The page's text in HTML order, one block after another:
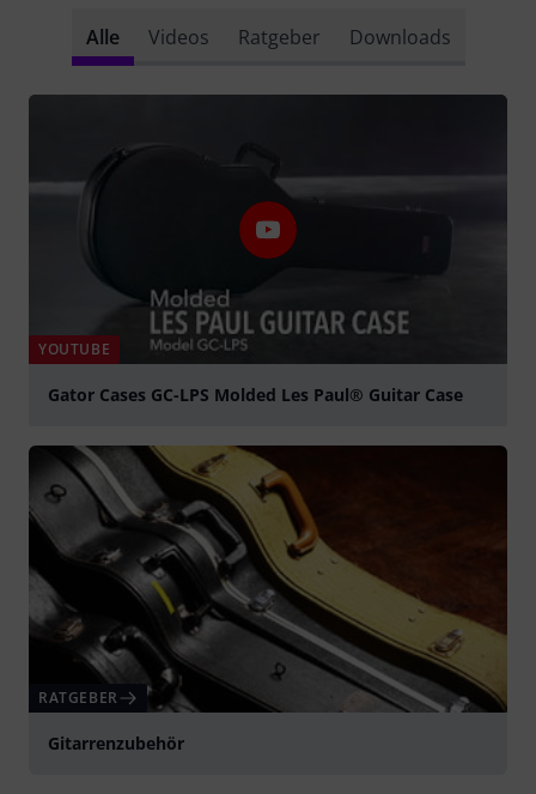
Alle Videos Ratgeber Downloads
YOUTUBE
Gator Cases GC-LPS Molded Les Paul® Guitar Case
RATGEBER
Gitarrenzubehör